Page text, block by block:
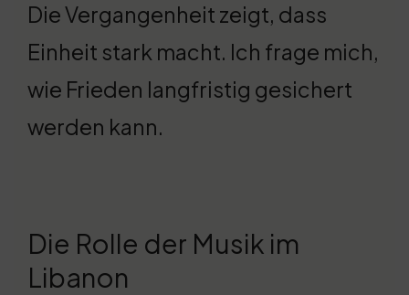
Die Vergangenheit zeigt, dass
Einheit stark macht. Ich frage mich,
wie Frieden langfristig gesichert
werden kann.
Die Rolle der Musik im
Libanon